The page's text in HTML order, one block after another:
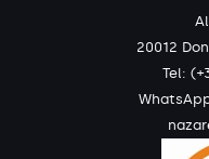
20012
Tel: